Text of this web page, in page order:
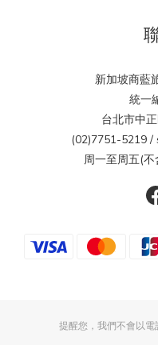
新加坡商藍
統一
台北市中
(02)7751-5219
周一至周五(
提醒您，我們不會以電